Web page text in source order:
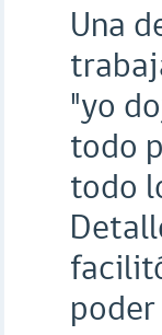
Una
"yo
todo
todo